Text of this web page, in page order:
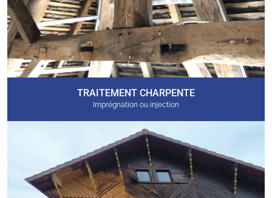
TRAITEMENT CHARPENTE
Imprégnation ou injection